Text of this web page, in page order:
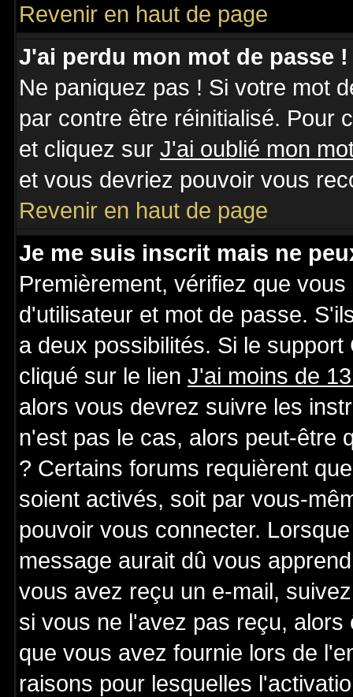
Revenir en haut de page
J'ai perdu mon mot de passe !
Ne paniquez pas ! Si votre mot
par contre être réinitialisé. Pour
et cliquez sur J'ai oublié mon
et vous devriez pouvoir vous
Revenir en haut de page
Je me suis inscrit mais ne
Premièrement, vérifiez que
d'utilisateur et mot de passe.
a deux possibilités. Si le
cliqué sur le lien J'ai moins de
alors vous devrez suivre les
n'est pas le cas, alors peut-être
? Certains forums requièrent
soient activés, soit par vous-
pouvoir vous connecter.
message aurait dû vous
vous avez reçu un e-mail,
si vous ne l'avez pas reçu,
que vous avez fournie lors de
raisons pour lesquelles